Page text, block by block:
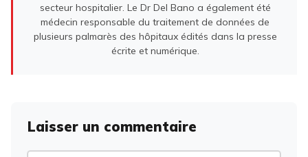
secteur hospitalier. Le Dr Del Bano a également été
médecin responsable du traitement de données de
plusieurs palmarès des hôpitaux édités dans la presse
écrite et numérique.
Laisser un commentaire